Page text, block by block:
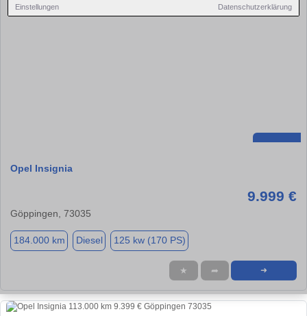
Einstellungen Datenschutzerklärung
Opel Insignia
9.999 €
Göppingen, 73035
184.000 km Diesel 125 kw (170 PS)
★ ➦ ➜